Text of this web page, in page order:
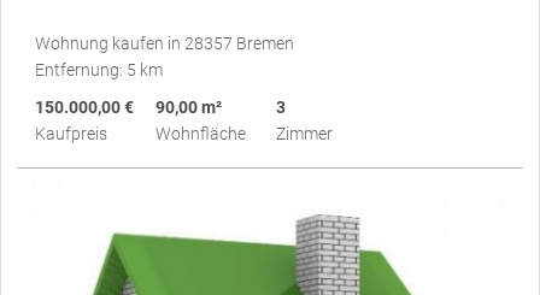
Wohnung kaufen in 28357 Bremen
Entfernung: 5 km
150.000,00 €
Kaufpreis
90,00 m²
Wohnfläche
3
Zimmer